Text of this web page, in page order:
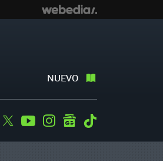
NUEVO
Facebook
TwitterYoutubeInstagramgooglenews